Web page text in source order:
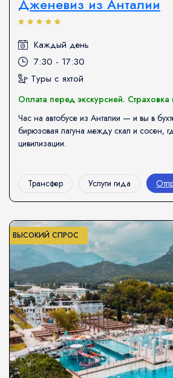
Дженевиз из Анталии
Каждый день
7:30 - 17:30
Туры с яхтой
Оплата перед экскурсией.
Час на автобусе из Анталии — и вы в
бирюзовая лагуна между скал и сосен,
цивилизации.
Трансфер Услуги гида
ВЫСОКИЙ СПРОС